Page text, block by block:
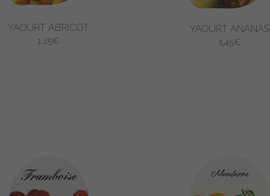
YAOURT ABRICOT
1,45€
YAOURT ANANAS
1,45€